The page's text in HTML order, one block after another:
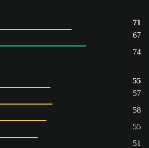
71
67
74
55
57
58
55
51